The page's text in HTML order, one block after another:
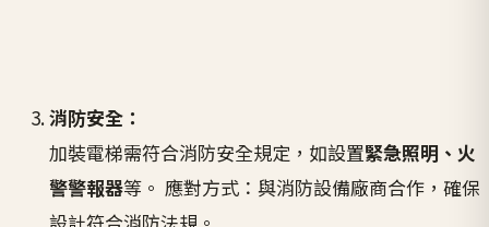
消防安全：
加裝電梯需符合消防安全規定，如設置緊急照明、火
警警報器等。 應對方式：與消防設備廠商合作，確保